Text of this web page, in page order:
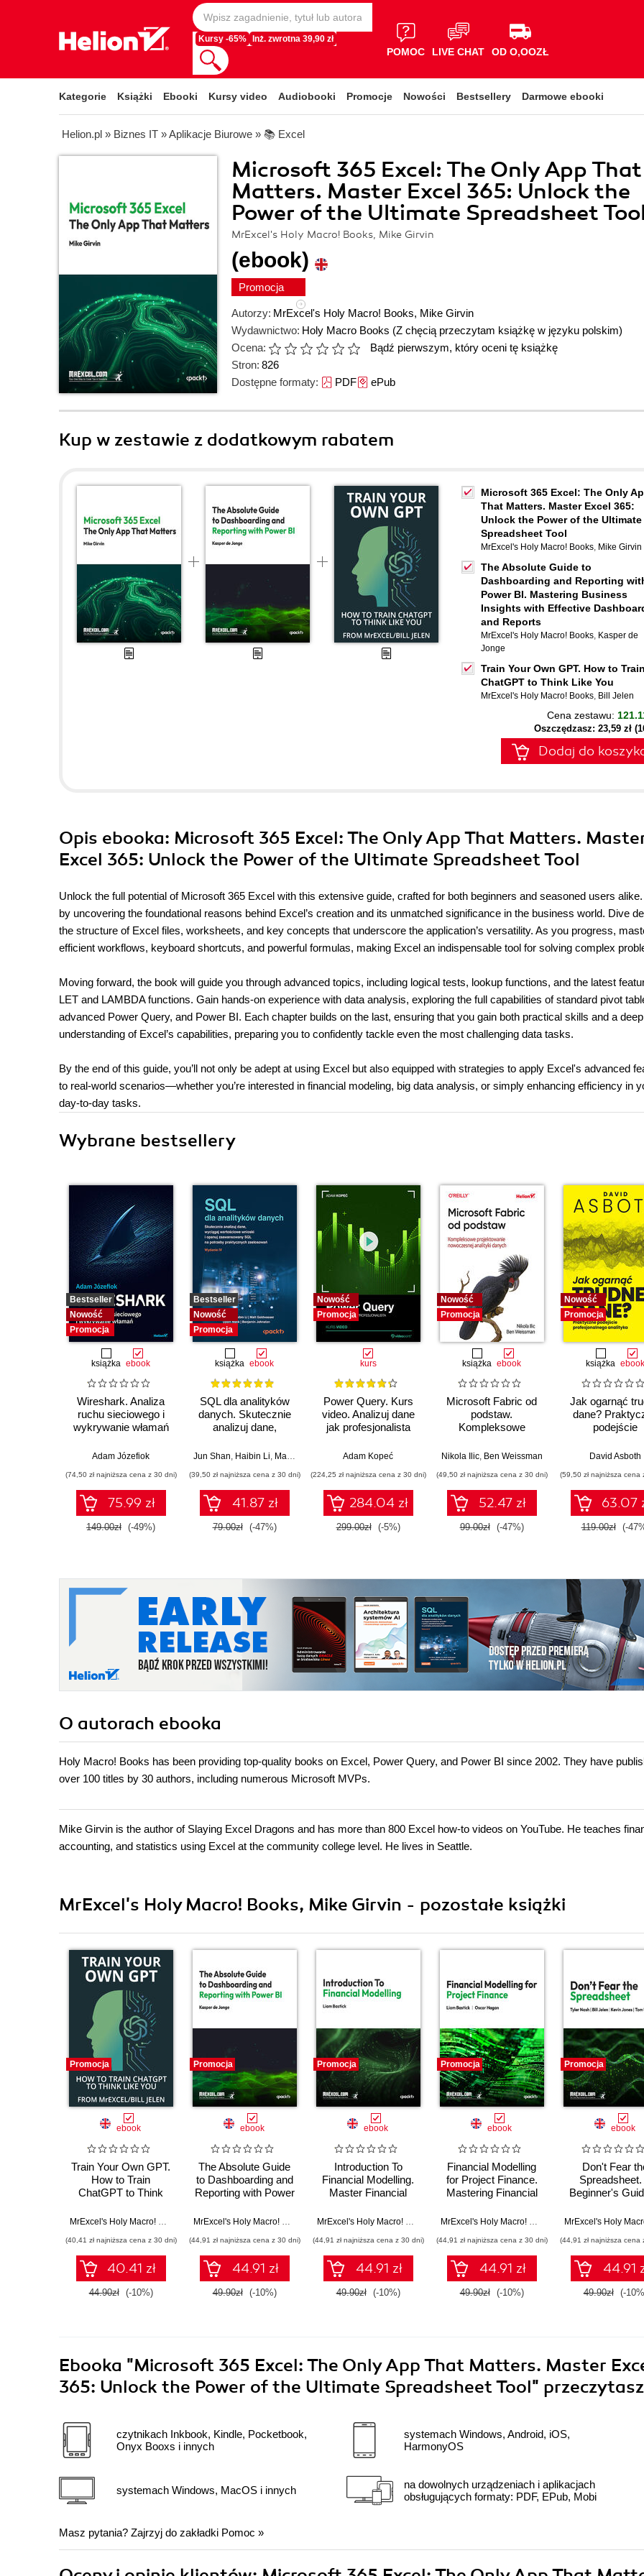
Kursy -65% Inż. zwrotna 39,90 zł
POMOC LIVE CHAT OD O,OOZŁ
Kategorie Książki Ebooki Kursy video Audiobooki Promocje Nowości Bestsellery Darmowe ebooki
Helion.pl » Biznes IT »Aplikacje Biurowe » 📚 Excel
Microsoft 365 Excel: The Only App That
Matters. Master Excel 365: Unlock the
Power of the Ultimate Spreadsheet Tool
MrExcel's Holy Macro! Books, Mike Girvin
(ebook)
Promocja
Autorzy: MrExcel's Holy Macro! Books, Mike Girvin
Wydawnictwo: Holy Macro Books (Z chęcią przeczytam książkę w języku polskim)
Ocena:
Bądź pierwszym, który oceni tę książkę
Stron: 826
Dostępne formaty: PDFePub
Kup w zestawie z dodatkowym rabatem
Microsoft 365 Excel: The Only
That Matters. Master Excel 365:
Unlock the Power of the Ultimate
Spreadsheet Tool
MrExcel's Holy Macro! Books, Mike Girvin
The Absolute Guide to
Dashboarding and Reporting
Power BI. Mastering Business
Insights with Effective
and Reports
MrExcel's Holy Macro! Books, Kasper de
Jonge
Train Your Own GPT. How to Train
ChatGPT to Think Like You
MrExcel's Holy Macro! Books, Bill Jelen
Cena zestawu:
Oszczędzasz: 23,59 zł
Dodaj do
Opis ebooka: Microsoft 365 Excel: The Only App That Matters.
Excel 365: Unlock the Power of the Ultimate Spreadsheet Tool
Unlock the full potential of Microsoft 365 Excel with this extensive guide, crafted for both beginners and seasoned users
by uncovering the foundational reasons behind Excel’s creation and its unmatched significance in the business world. Dive
the structure of Excel files, worksheets, and key concepts that underscore the application’s versatility. As you progress,
efficient workflows, keyboard shortcuts, and powerful formulas, making Excel an indispensable tool for solving complex
Moving forward, the book will guide you through advanced topics, including logical tests, lookup functions, and the latest
LET and LAMBDA functions. Gain hands-on experience with data analysis, exploring the full capabilities of standard pivot
advanced Power Query, and Power BI. Each chapter builds on the last, ensuring that you gain both practical skills and a deep
understanding of Excel’s capabilities, preparing you to confidently tackle even the most challenging data tasks.
By the end of this guide, you’ll not only be adept at using Excel but also equipped with strategies to apply Excel's advanced
to real-world scenarios—whether you’re interested in financial modeling, big data analysis, or simply enhancing efficiency in
day-to-day tasks.
Wybrane bestsellery
Bestseller
Nowość
Promocja
książka ebook
Wireshark. Analiza
ruchu sieciowego i
wykrywanie włamań
Adam Józefiok
(74,50 zł najniższa cena z 30 dni)
75.99 zł
149.00zł (-49%)
Bestseller
Nowość
Promocja
książka ebook
SQL dla analityków
danych. Skutecznie
analizuj dane,
wartościowe wnioski i
zaawansowany SQL
na potrzeby
praktycznych
zastosowań.
Wydanie IV
Jun Shan, Haibin Li, Matt Goldwasser ,Upom Malik, Benjamin Johnston
(39,50 zł najniższa cena z 30 dni)
41.87 zł
79.00zł (-47%)
Nowość
Promocja
kurs
Power Query. Kurs
video. Analizuj dane
jak profesjonalista
Adam Kopeć
(224,25 zł najniższa cena z 30 dni)
284.04 zł
299.00zł (-5%)
Nowość
Promocja
książka ebook
Microsoft Fabric od
podstaw.
Kompleksowe
nowoczesnej
Nikola Ilic, Ben Weissman
(49,50 zł najniższa cena z 30 dni)
52.47 zł
99.00zł (-47%)
Nowość
Promocja
książka ebook
Jak ogarnąć
dane?
podejście
analityka
David Asboth
(59,50 zł najniższa cena
63.07
119.00zł (-
O autorach ebooka
Holy Macro! Books has been providing top-quality books on Excel, Power Query, and Power BI since 2002. They have
over 100 titles by 30 authors, including numerous Microsoft MVPs.
Mike Girvin is the author of Slaying Excel Dragons and has more than 800 Excel how-to videos on YouTube. He teaches
accounting, and statistics using Excel at the community college level. He lives in Seattle.
MrExcel's Holy Macro! Books, Mike Girvin - pozostałe książki
Promocja
ebook
Train Your Own GPT.
How to Train
ChatGPT to Think
Bill Jelen
(40,41 zł najniższa cena z 30 dni)
40.41 zł
44.90zł (-10%)
Promocja
ebook
The Absolute Guide
to Dashboarding and
Reporting with Power
Business Insights
Dashboards and
Reports
Kasper de Jonge
(44,91 zł najniższa cena z 30 dni)
44.91 zł
49.90zł (-10%)
Promocja
ebook
Introduction To
Financial Modelling.
Master Financial
with Excel and Best
Liam Bastick
(44,91 zł najniższa cena z 30 dni)
44.91 zł
49.90zł (-10%)
Promocja
ebook
Financial Modelling
for Project Finance.
Mastering Financial
Strategies for
Projects with
Confidence
Liam Bastick,Oscar
(44,91 zł najniższa cena z 30 dni)
44.91 zł
49.90zł (-10%)
Promocja
ebook
Don't Fear
Spreadsheet.
Beginner's
Frustrations
(44,91 zł najniższa cena
44.91
49.90zł (-
Ebooka "Microsoft 365 Excel: The Only App That Matters. Master
365: Unlock the Power of the Ultimate Spreadsheet Tool"
czytnikach Inkbook, Kindle, Pocketbook,
Onyx Booxs i innych
systemach Windows, MacOS i innych
systemach Windows, Android, iOS,
HarmonyOS
na dowolnych urządzeniach i aplikacjach
obsługujących formaty: PDF, EPub, Mobi
Masz pytania? Zajrzyj do zakładki Pomoc »